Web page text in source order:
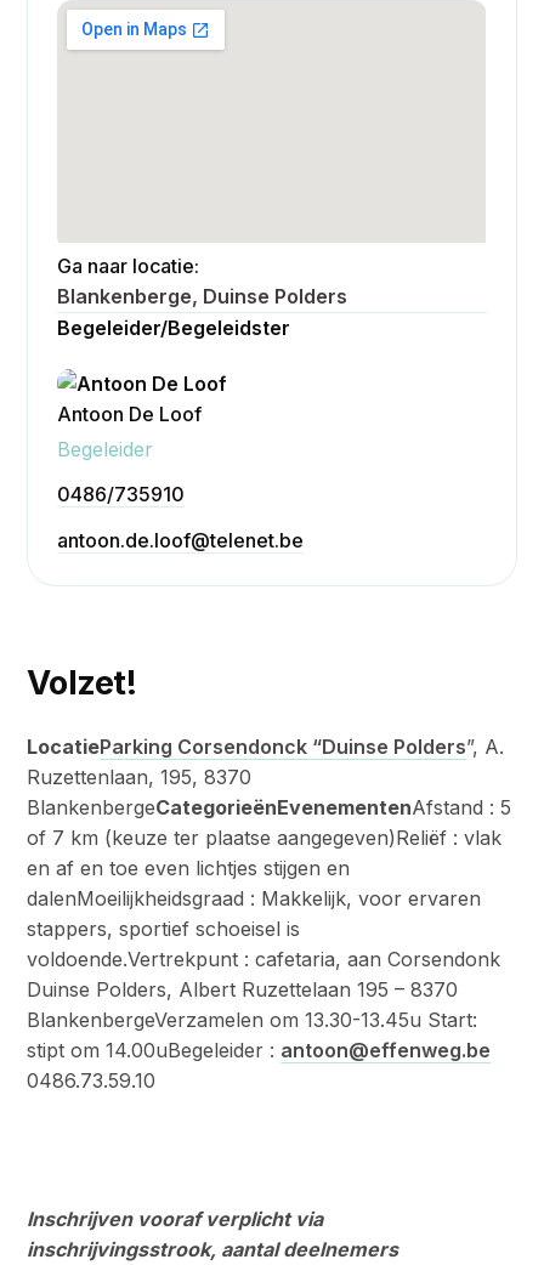
Volzet!
LocatieParking Corsendonck “Duinse Polders”, A.
Ruzettenlaan, 195, 8370
BlankenbergeCategorieënEvenementenAfstand : 5
of 7 km (keuze ter plaatse aangegeven)Reliëf : vlak
en af en toe even lichtjes stijgen en
dalenMoeilijkheidsgraad : Makkelijk, voor ervaren
stappers, sportief schoeisel is
voldoende.Vertrekpunt : cafetaria, aan Corsendonk
Duinse Polders, Albert Ruzettelaan 195 – 8370
BlankenbergeVerzamelen om 13.30-13.45u Start:
stipt om 14.00uBegeleider : antoon@effenweg.be
0486.73.59.10
Inschrijven vooraf verplicht via
inschrijvingsstrook, aantal deelnemers
Ga naar locatie:
Blankenberge, Duinse Polders
Begeleider/Begeleidster
Antoon De Loof
Begeleider
0486/735910
antoon.de.loof@telenet.be